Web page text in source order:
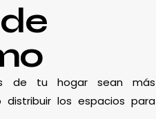
de tu hogar sean más
distribuir los espacios para